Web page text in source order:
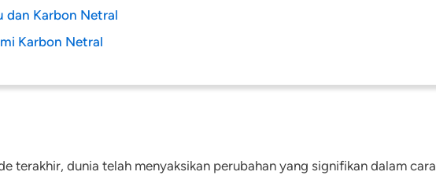
dan Karbon Netral
Karbon Netral
terakhir, dunia telah menyaksikan perubahan yang signifikan dalam cara